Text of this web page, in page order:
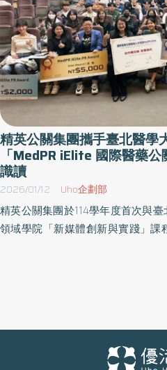
精英公關集團攜手臺北醫學
「MedPR iElite 國際醫藥
識讀
2026/01/12 Uho企劃部
精英公關集團於114學年度首次與
領域學院「新媒體創新與實踐」課
產學攜手：將真實醫療公關場景帶進醫學院 本次合作